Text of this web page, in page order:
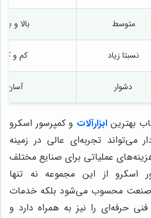
متوسط بالا و
نسبتا زیاد کم و
دشوار آسان
بهترین ابزارآلات و کمپرسور اسکرو
می‌تواند تجربه‌ای عالی در زمینه
عملیاتی برای صنایع مختلف
اسکرو از این مجموعه نه تنها
صنعت محسوب می‌شود بلکه خدمات
حرفه‌ای را نیز به همراه دارد و